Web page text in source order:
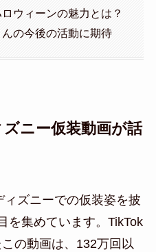
ウィーンの魅力とは？
の今後の活動に期待
ニー仮装動画が話
ズニーでの仮装姿を披
を集めています。TikTok
の動画は、132万回以